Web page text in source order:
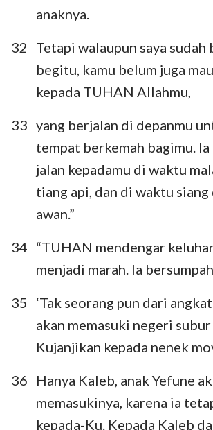
anaknya.
32
Tetapi walaupun saya sudah
begitu, kamu belum juga
kepada TUHAN Allahmu,
33 yang berjalan di depanmu
tempat berkemah bagimu.
jalan kepadamu di waktu
tiang api, dan di waktu
awan.”
34 “TUHAN mendengar
menjadi marah. Ia bersumpah,
35
‘Tak seorang pun dari
akan memasuki negeri subur
Kujanjikan kepada nenek
36
Hanya Kaleb, anak Yefune
memasukinya, karena ia
kepada-Ku. Kepada Kaleb